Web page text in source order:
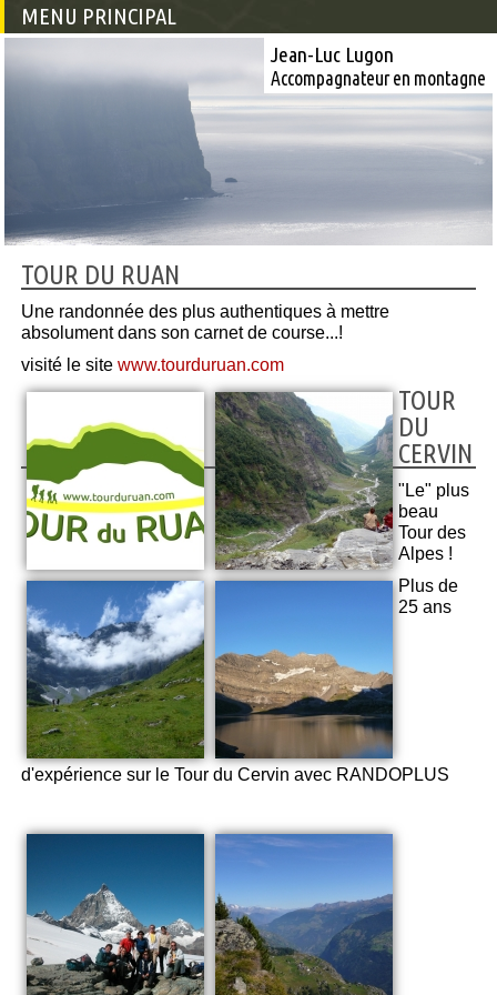
MENU PRINCIPAL
Jean-Luc Lugon
Accompagnateur en montagne
TOUR DU RUAN
Une randonnée des plus authentiques à mettre
absolument dans son carnet de course...!
visité le site www.tourduruan.com
TOUR
DU
CERVIN
"Le" plus
beau
Tour des
Alpes !
Plus de
25 ans
d'expérience sur le Tour du Cervin avec RANDOPLUS